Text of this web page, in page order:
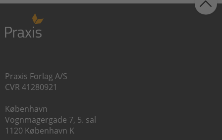
Praxis Forlag A/S
CVR 41280921
København
Vognmagergade 7, 5. sal
1120 København K